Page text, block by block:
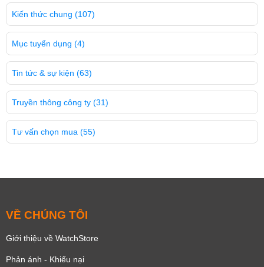
Kiến thức chung (107)
Mục tuyển dụng (4)
Tin tức & sự kiện (63)
Truyền thông công ty (31)
Tư vấn chọn mua (55)
VỀ CHÚNG TÔI
Giới thiệu về WatchStore
Phản ánh - Khiếu nại